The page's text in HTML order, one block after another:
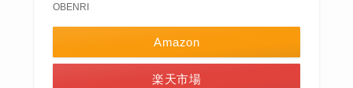
OBENRI
Amazon
楽天市場